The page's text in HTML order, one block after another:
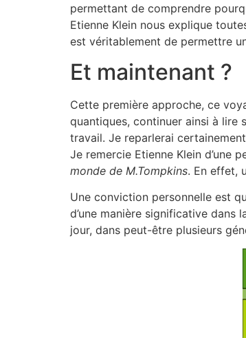
permettant de comprendre
Etienne Klein nous explique
est véritablement de permettre
Et maintenant ?
Cette première approche, ce
quantiques, continuer ainsi à lire
travail. Je reparlerai
Je remercie Etienne Klein d’une
monde de M.Tompkins. En effet,
Une conviction personnelle est
d’une manière significative dans
jour, dans peut-être plusieurs